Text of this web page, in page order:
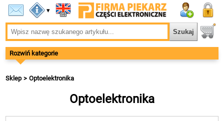
▾
Rozwiń kategorie
Sklep Optoelektronika
Optoelektronika